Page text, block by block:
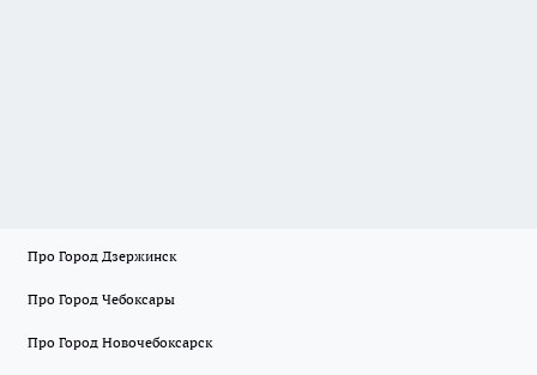
Про Город Дзержинск
Про Город Чебоксары
Про Город Новочебоксарск